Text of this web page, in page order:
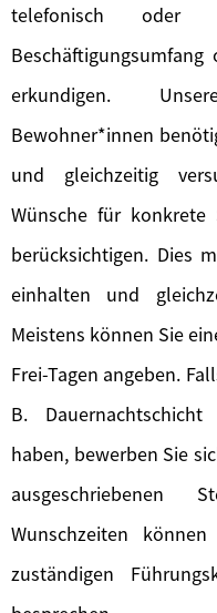
telefonisch
erkundigen.
Bewohner*innen
und gleichzeitig
Wünsche für konkrete
berücksichtigen. Dies
einhalten und
Meistens können Sie
Frei-Tagen angeben.
B.
haben, bewerben Sie
Wunschzeiten
zuständigen